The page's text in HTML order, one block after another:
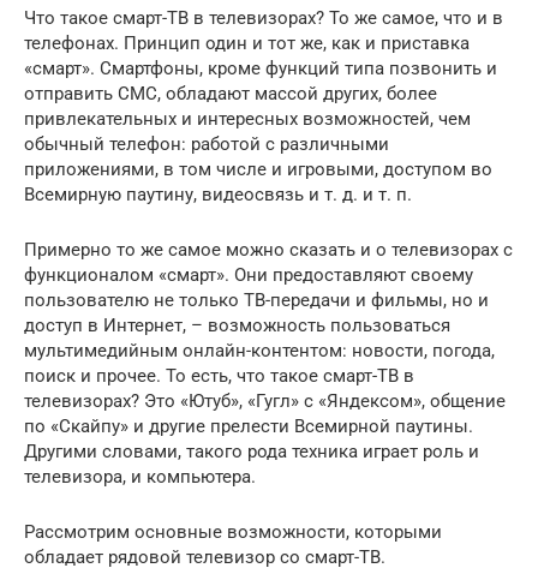
Что такое смарт-ТВ в телевизорах? То же самое, что и в
телефонах. Принцип один и тот же, как и приставка
«смарт». Смартфоны, кроме функций типа позвонить и
отправить СМС, обладают массой других, более
привлекательных и интересных возможностей, чем
обычный телефон: работой с различными
приложениями, в том числе и игровыми, доступом во
Всемирную паутину, видеосвязь и т. д. и т. п.
Примерно то же самое можно сказать и о телевизорах с
функционалом «смарт». Они предоставляют своему
пользователю не только ТВ-передачи и фильмы, но и
доступ в Интернет, – возможность пользоваться
мультимедийным онлайн-контентом: новости, погода,
поиск и прочее. То есть, что такое смарт-ТВ в
телевизорах? Это «Ютуб», «Гугл» с «Яндексом», общение
по «Скайпу» и другие прелести Всемирной паутины.
Другими словами, такого рода техника играет роль и
телевизора, и компьютера.
Рассмотрим основные возможности, которыми
обладает рядовой телевизор со смарт-ТВ.